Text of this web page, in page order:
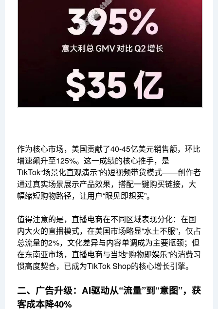
作为核心市场，美国贡献了40-45亿美元销售额，环比
增速飙升至125%。这一成绩的核心推手，是
TikTok“场景化直观演示”的短视频带货模式——创作者
通过真实场景展示产品效果，搭配一键购买链接，大
幅缩短购物路径，让用户“眼见即想买”。
值得注意的是，直播电商在不同区域表现分化：在国
内大火的直播模式，在美国市场略显“水土不服”，仅占
总流量的2%，文化差异与内容单调成为主要瓶颈；但
在东南亚市场，直播电商与当地“购物即娱乐”的消费习
惯高度契合，已成为TikTok Shop的核心增长引擎。
二、广告升级：AI驱动从“流量”到“意图”，获
客成本降40%